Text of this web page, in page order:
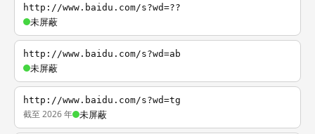
http://www.baidu.com/s?wd=??
未屏蔽
http://www.baidu.com/s?wd=ab
未屏蔽
http://www.baidu.com/s?wd=tg
截至 2026 年 未屏蔽